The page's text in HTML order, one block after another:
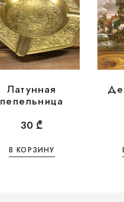
Латунная
пепельница
30 ₾
В КОРЗИНУ